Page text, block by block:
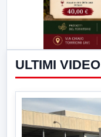
ULTIMI VIDEO